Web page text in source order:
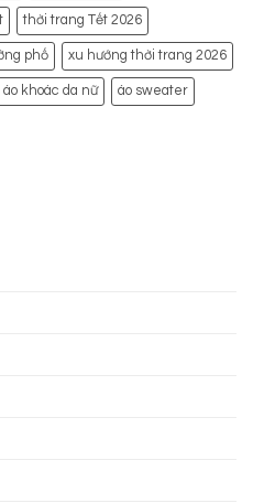
thời trang Tết 2026
phố xu hướng thời trang 2026
áo khoác da nữ áo sweater